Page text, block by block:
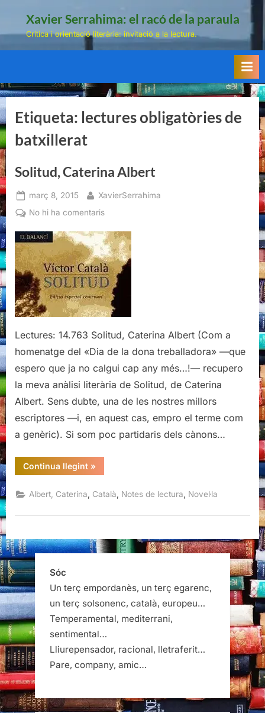
Xavier Serrahima: el racó de la paraula
Crítica i orientació literària: invitació a la lectura.
Etiqueta: lectures obligatòries de
batxillerat
Solitud, Caterina Albert
Posted
on
març 8, 2015 By
XavierSerrahima
No hi ha comentarisa
Caterina
Albert
Lectures: 14.763 Solitud, Caterina Albert (Com a
homenatge del «Dia de la dona treballadora» —que
espero que ja no calgui cap any més…!— recupero
la meva anàlisi literària de Solitud, de Caterina
Albert. Sens dubte, una de les nostres millors
escriptores —i, en aquest cas, empro el terme com
a genèric). Si som poc partidaris dels cànons…
Continua llegint“Solitud,
Caterina
»
Albert, Caterina Català Notes de lectura Novel·la
Sóc
Un terç empordanès, un terç egarenc,
un terç solsonenc, català, europeu…
Temperamental, mediterrani,
sentimental…
Lliurepensador, racional, lletraferit…
Pare, company, amic…